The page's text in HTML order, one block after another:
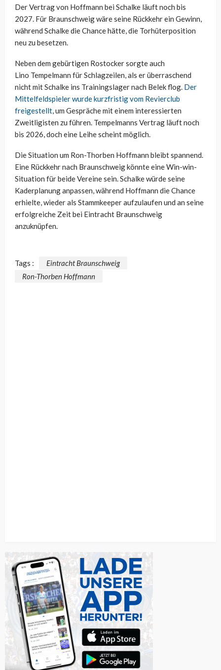
Der Vertrag von Hoffmann bei Schalke läuft noch bis
2027. Für Braunschweig wäre seine Rückkehr ein Gewinn,
während Schalke die Chance hätte, die Torhüterposition
neu zu besetzen.
Neben dem gebürtigen Rostocker sorgte auch
Lino Tempelmann für Schlagzeilen, als er überraschend
nicht mit Schalke ins Trainingslager nach Belekflog. Der
Mittelfeldspieler wurde kurzfristig vom Revierclub
freigestellt, um Gespräche mit einem interessierten
Zweitligisten zu führen. Tempelmanns Vertrag läuft noch
bis 2026, doch eine Leihe scheint möglich.
Die Situation um Ron-Thorben Hoffmann bleibt spannend.
Eine Rückkehr nach Braunschweig könnte eine Win-win-
Situation für beide Vereine sein. Schalke würde seine
Kaderplanung anpassen, während Hoffmann die Chance
erhielte, wieder als Stammkeeper aufzulaufen und an seine
erfolgreiche Zeit bei Eintracht Braunschweig
anzuknüpfen.
Tags :
Eintracht Braunschweig
Ron-Thorben Hoffmann